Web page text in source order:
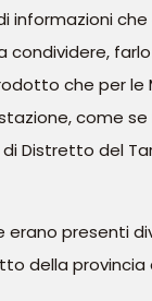
informazioni
condividere,
che per le
come
Distretto del
erano presenti
della